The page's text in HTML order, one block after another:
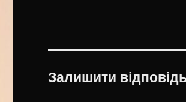
Залишити